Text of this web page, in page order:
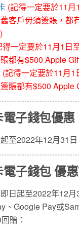
(記得一定要於11
客戶毋須簽賬，都
得一定要於11月1日
都有$500 Apple
(記得一定要於11月
賬都有$500 Apple
子錢包優惠
至2022年12月31日
子錢包 優
日起至2022年12
、Google Pay或
贈：